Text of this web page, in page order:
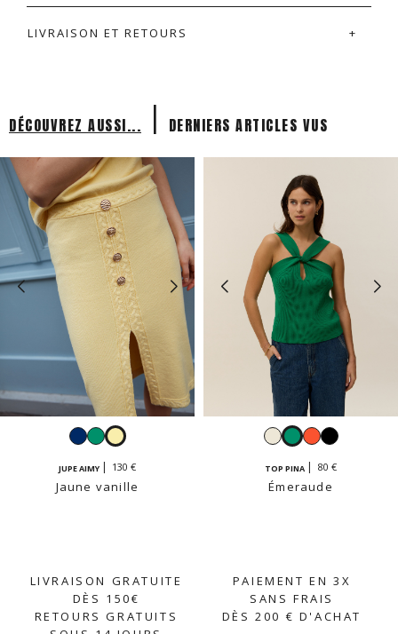
LIVRAISON ET RETOURS
DÉCOUVREZ AUSSI... | DERNIERS ARTICLES VUS
NavyÉmeraude
Jaune
JUPE AIMY 130 €
Jaune vanille
BlancÉmeraude
Grenadine
Noir
TOP PINA 80 €
Émeraude
LIVRAISON GRATUITE
DÈS 150€
RETOURS GRATUITS
PAIEMENT EN 3X
SANS FRAIS
DÈS 200 € D'ACHAT